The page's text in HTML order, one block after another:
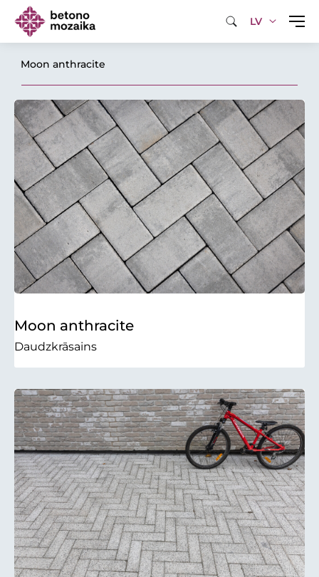
LV
Moon anthracite
Moon anthracite
Daudzkrāsains